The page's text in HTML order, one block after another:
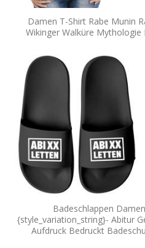
Damen T-Shirt Rabe Munin
Wikinger Walküre
Badeschlappen
{style_variation_string}- Abitur
Aufdruck Bedruckt